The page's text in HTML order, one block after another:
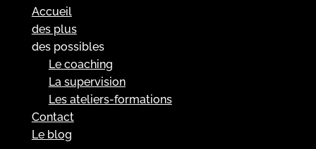
Accueil
des plus
des possibles
Le coaching
La supervision
Les ateliers-formations
Contact
Le blog